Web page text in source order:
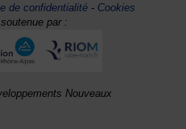
de confidentialité- Cookies
par :
Nouveaux